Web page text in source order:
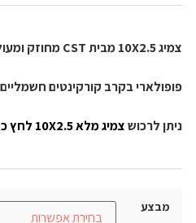
צמיג 10X2.5 מבית CST מחוזק ומעולה לקורקינט חשמלי.
פופולארי בקרב קורקינטים
ניתן לרכוש צמיג מלא 10X2.5 לחץ כאן
מבצע